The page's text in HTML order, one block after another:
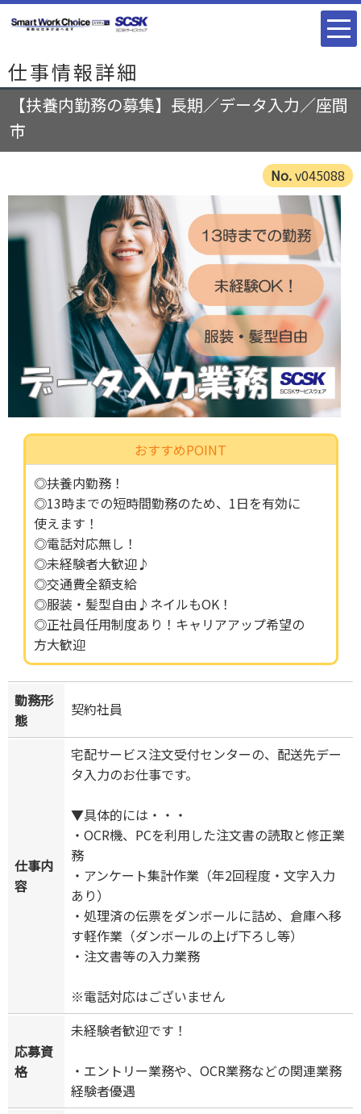
仕事情報詳細
【扶養内勤務の募集】長期／データ入力／座間
市
v045088
おすすめPOINT
◎扶養内勤務！
◎13時までの短時間勤務のため、1日を有効に
使えます！
◎電話対応無し！
◎未経験者大歓迎♪
◎交通費全額支給
◎服装・髪型自由♪ネイルもOK！
◎正社員任用制度あり！キャリアアップ希望の
方大歓迎
勤務形
態
契約社員
仕事内
容
宅配サービス注文受付センターの、配送先デー
タ入力のお仕事です。
▼具体的には・・・
・OCR機、PCを利用した注文書の読取と修正業
務
・アンケート集計作業（年2回程度・文字入力
あり）
・処理済の伝票をダンボールに詰め、倉庫へ移
す軽作業（ダンボールの上げ下ろし等）
・注文書等の入力業務
※電話対応はございません
応募資
格
未経験者歓迎です！
・エントリー業務や、OCR業務などの関連業務
経験者優遇